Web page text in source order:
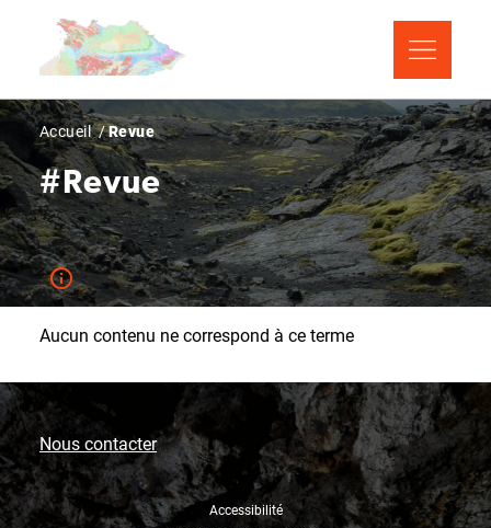
contenu
Fil
d'Ariane
Accueil Revue
#Revue
Aucun contenu ne correspond à ce terme
Nous contacter
Accessibilité